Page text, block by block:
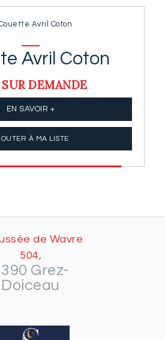
Avril Coton
SUR DEMANDE
EN SAVOIR +
À MA LISTE
de Wavre
504,
Grez-
Doiceau